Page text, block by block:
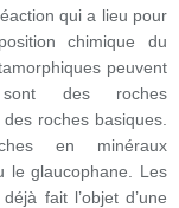
qui a lieu pour
chimique du
peuvent
des roches
roches basiques.
en minéraux
le glaucophane. Les
fait l’objet d’une